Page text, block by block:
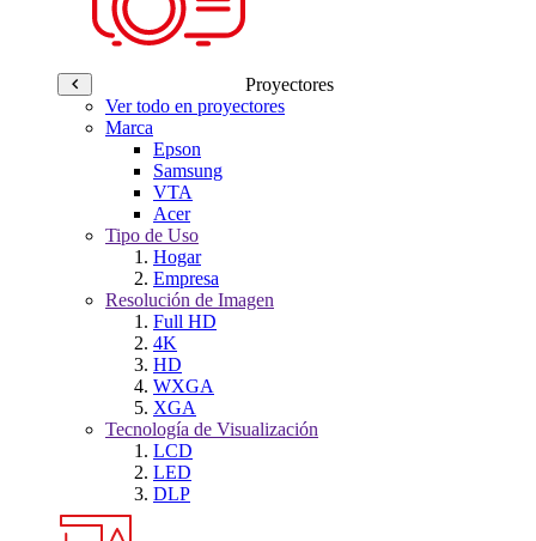
Proyectores
Ver todo en proyectores
Marca
Epson
Samsung
VTA
Acer
Tipo de Uso
Hogar
Empresa
Resolución de Imagen
Full HD
4K
HD
WXGA
XGA
Tecnología de Visualización
LCD
LED
DLP